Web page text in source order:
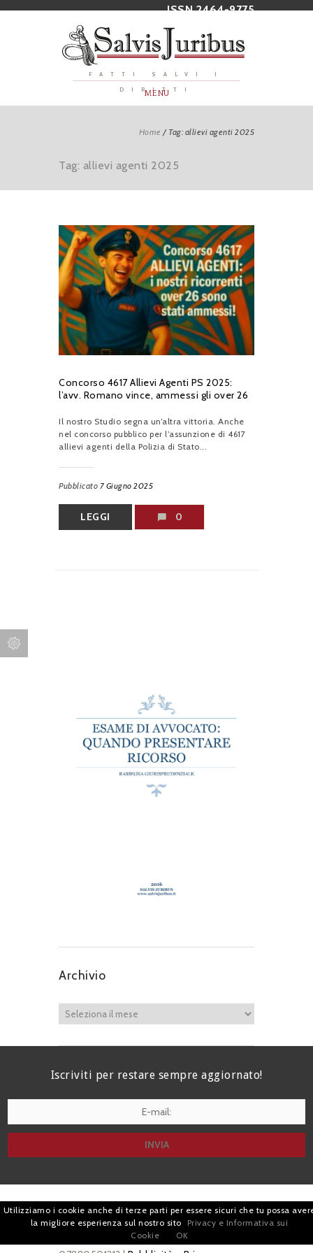
ISSN 2464-9775
FATTI SALVI I
DIRITTI
MENU
Home / Tag: allievi agenti 2025
Tag: allievi agenti 2025
Concorso 4617 Allievi Agenti PS 2025:
l’avv. Romano vince, ammessi gli over 26
Il nostro Studio segna un’altra vittoria. Anche
nel concorso pubblico per l’assunzione di 4617
allievi agenti della Polizia di Stato...
Pubblicato 7 Giugno 2025
LEGGI 0
Archivio
Iscriviti per restare sempre aggiornato!
| Avv. Giacomo Romano |
Piazza di Campitelli, 2 - 00186 Roma | P.I.
Utilizziamo i cookie anche di terze parti per essere sicuri che tu possa
la migliore esperienza sul nostro sito
Privacy e Informativa sui
Cookie
OK